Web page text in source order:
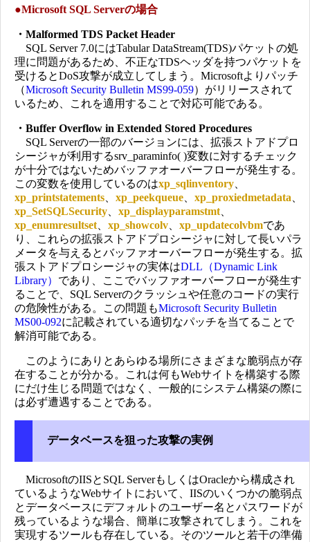
●Microsoft SQL Serverの場合
・Malformed TDS Packet Header
SQL Server 7.0にはTabular DataStream(TDS)パケットの処
理に問題があるため、不正なTDSヘッダを持つパケットを
受けるとDoS攻撃が成立してしまう。Microsoftよりパッチ
（Microsoft Security Bulletin MS99-059）がリリースされて
いるため、これを適用することで対応可能である。
・Buffer Overflow in Extended Stored Procedures
SQL Serverの一部のバージョンには、拡張ストアドプロ
シージャが利用するsrv_paraminfo( )変数に対するチェック
が十分ではないためバッファオーバーフローが発生する。
この変数を使用しているのはxp_sqlinventory
xp_printstatements
xp_peekqueue xp_proxiedmetadata
xp_SetSQLSecurity
xp_displayparamstmt
xp_enumresultset
xp_showcolv xp_updatecolvbmであ
り、これらの拡張ストアドプロシージャに対して長いパラ
メータを与えるとバッファオーバーフローが発生する。拡
張ストアドプロシージャの実体はDLL（Dynamic Link
Library） であり、ここでバッファオーバーフローが発生す
ることで、SQL Serverのクラッシュや任意のコードの実行
の危険性がある。この問題もMicrosoft Security Bulletin
MS00-092に記載されている適切なパッチを当てることで
解消可能である。
このようにありとあらゆる場所にさまざまな脆弱点が存
在することが分かる。これは何もWebサイトを構築する際
にだけ生じる問題ではなく、一般的にシステム構築の際に
は必ず遭遇することである。
データベースを狙った攻撃の実例
MicrosoftのIISとSQL ServerもしくはOracleから構成され
ているようなWebサイトにおいて、IISのいくつかの脆弱点
とデータベースにデフォルトのユーザー名とパスワードが
残っているような場合、簡単に攻撃されてしまう。これを
実現するツールも存在している。そのツールと若干の準備